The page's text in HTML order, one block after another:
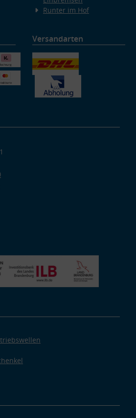
Runter im Hof
Versandarten